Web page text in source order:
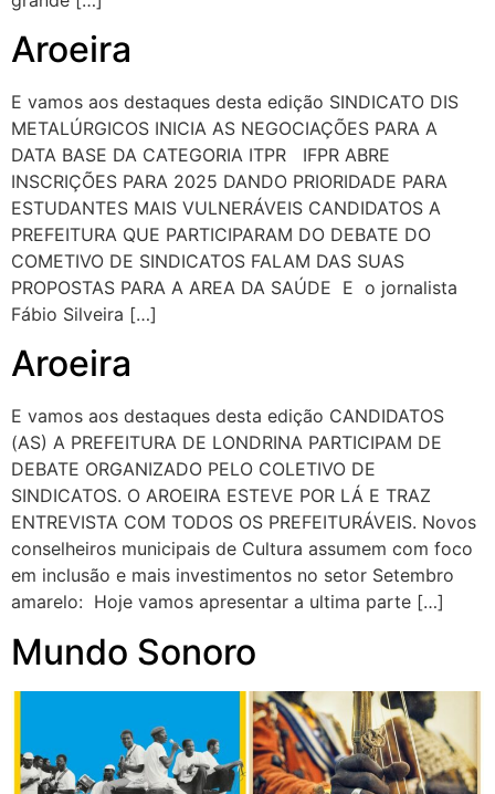
Aroeira
E vamos aos destaques desta edição SINDICATO DIS
METALÚRGICOS INICIA AS NEGOCIAÇÕES PARA A
DATA BASE DA CATEGORIA ITPR IFPR ABRE
INSCRIÇÕES PARA 2025 DANDO PRIORIDADE PARA
ESTUDANTES MAIS VULNERÁVEIS CANDIDATOS A
PREFEITURA QUE PARTICIPARAM DO DEBATE DO
COMETIVO DE SINDICATOS FALAM DAS SUAS
PROPOSTAS PARA A AREA DA SAÚDE E o jornalista
Fábio Silveira […]
Aroeira
E vamos aos destaques desta edição CANDIDATOS
(AS) A PREFEITURA DE LONDRINA PARTICIPAM DE
DEBATE ORGANIZADO PELO COLETIVO DE
SINDICATOS. O AROEIRA ESTEVE POR LÁ E TRAZ
ENTREVISTA COM TODOS OS PREFEITURÁVEIS. Novos
conselheiros municipais de Cultura assumem com foco
em inclusão e mais investimentos no setor Setembro
amarelo: Hoje vamos apresentar a ultima parte […]
Mundo Sonoro